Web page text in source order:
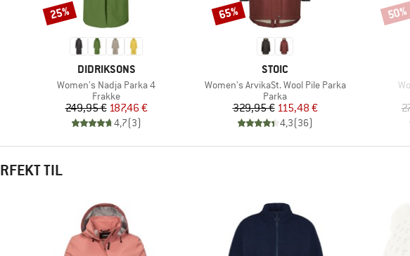
MÆRKE
DIDRIKSONS
Artikel
Women's Nadja Parka 4
Produktgruppe
Frakke
Pris
249,95 €Nedsat pris
187,46 €
4,7(3)
Rabat
25%
MÆRKE
STOIC
Artikel
Women's ArvikaSt. Wool Pile Parka
Produktgruppe
Parka
Pris
329,95 €Nedsat pris
115,48 €
4,3(36)
Rabat
65% Rabat
50%
TIL